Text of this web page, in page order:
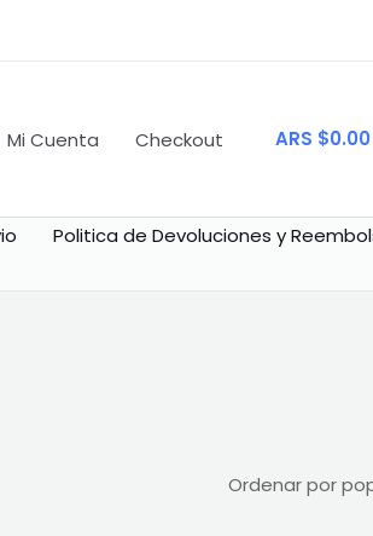
Mi Cuenta Checkout ARS $0.00
Politica de Devoluciones y